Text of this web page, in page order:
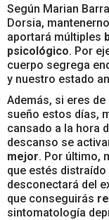
Según Marian
Dorsia,
aportará múltiples
psicológico. Por
cuerpo segrega
y nuestro estado
Además, si eres
sueño estos días,
cansado a la hora
descanso se
mejor. Por último,
que estés
desconectará del
que conseguirás
sintomatología